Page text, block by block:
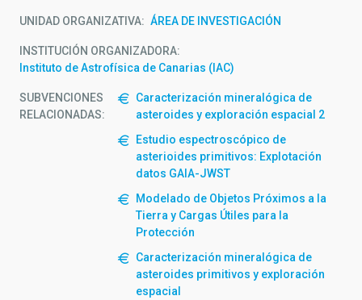
UNIDAD ORGANIZATIVA ÁREA DE INVESTIGACIÓN
INSTITUCIÓN ORGANIZADORA
Instituto de Astrofísica de Canarias (IAC)
SUBVENCIONES
RELACIONADAS:
Caracterización mineralógica de
asteroides y exploración espacial 2
Estudio espectroscópico de
asterioides primitivos: Explotación
datos GAIA-JWST
Modelado de Objetos Próximos a la
Tierra y Cargas Útiles para la
Protección
Caracterización mineralógica de
asteroides primitivos y exploración
espacial